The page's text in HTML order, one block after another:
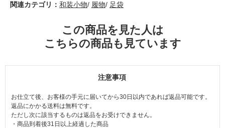
関連カテゴリ： 和装小物/ 履物/ 足袋
この商品を見た人は
こちらの商品も見ています
注意事項
お仕立て後、お客様の手元に届いてから30日以内であれば返品可能です。
返品にかかる送料は無料です。
ただし次に該当するものは返品をお受けできません。
・商品到着後31日以上経過した商品